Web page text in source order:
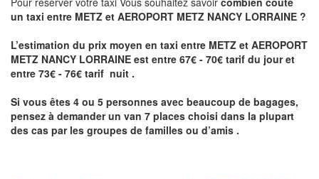
un taxi entre METZ et AEROPORT METZ NANCY LORRAINE ?
L’estimation du prix moyen en taxi entre METZ et AEROPORT
METZ NANCY LORRAINE est entre 67€ - 70€ tarif du jour et
entre 73€ - 76€ tarif nuit .
Si vous êtes 4 ou 5 personnes avec beaucoup de bagages,
pensez à demander un van 7 places choisi dans la plupart
des cas par les groupes de familles ou d’amis .